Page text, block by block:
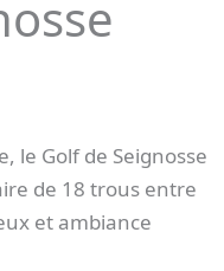
le Golf de Seignosse
de 18 trous entre
et ambiance